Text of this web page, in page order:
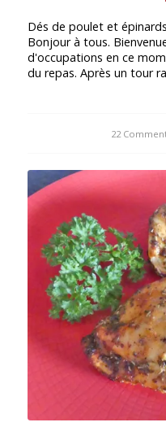
Dés de poulet et
Bonjour à tous.
d'occupations en ce
du repas. Après un tour
22 /